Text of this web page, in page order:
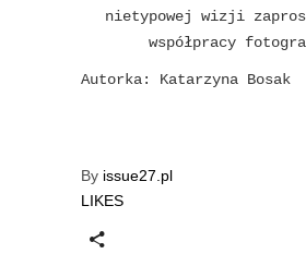
nietypowej wizji
współpracy
Autorka: Katarzyna Bosak
By issue27.pl
LIKES